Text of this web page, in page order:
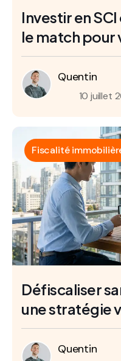
Investir en
le match
Quentin
10 juillet
Fiscalité
Défiscaliser
une stratégie
Quentin